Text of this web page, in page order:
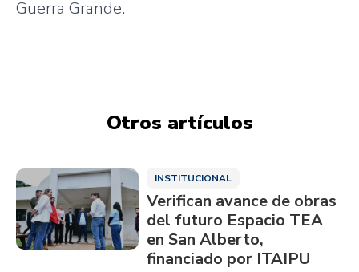
Guerra Grande.
Otros artículos
INSTITUCIONAL
Verifican avance de obras
del futuro Espacio TEA
en San Alberto,
financiado por ITAIPU